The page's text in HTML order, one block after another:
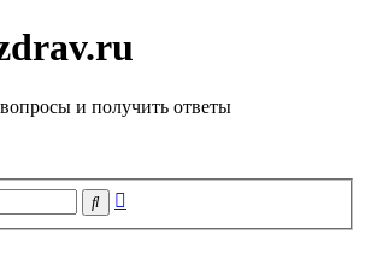
и получить ответы
Поиск